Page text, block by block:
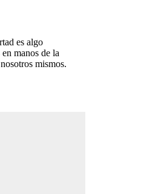
es algo
manos de la
mismos.